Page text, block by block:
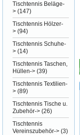
Tischtennis Beläge-
> (147)
Tischtennis Hölzer-
> (94)
Tischtennis Schuhe-
> (14)
Tischtennis Taschen,
Hüllen-> (39)
Tischtennis Textilien-
> (89)
Tischtennis Tische u.
Zubehör-> (26)
Tischtennis
Vereinszubehör-> (3)